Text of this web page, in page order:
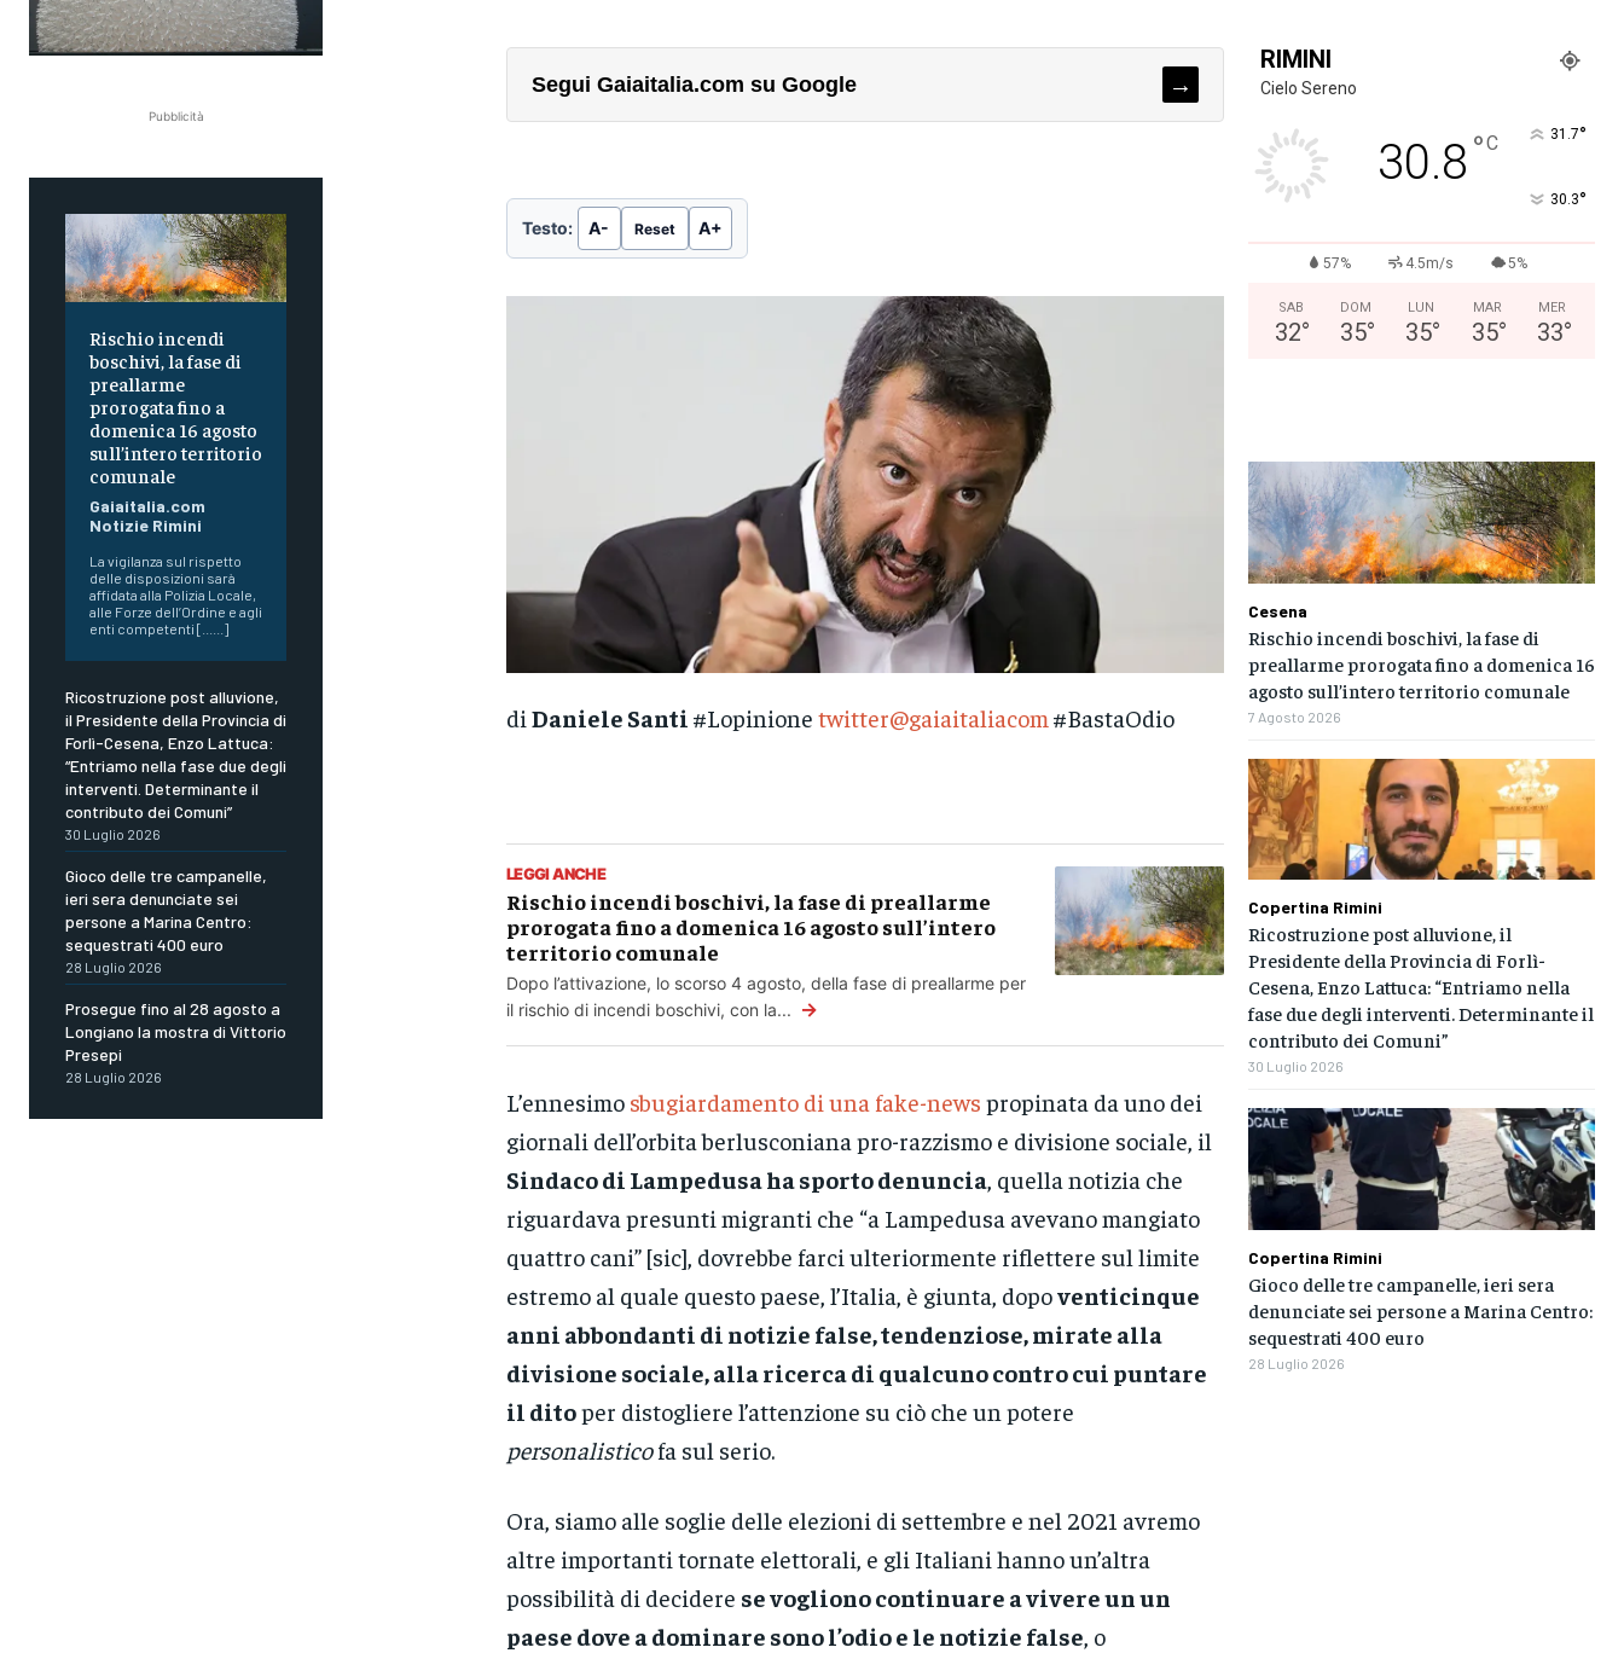
Pubblicità
Rischio incendi
boschivi, la fase di
preallarme
prorogata fino a
domenica 16 agosto
sull’intero territorio
comunale
Gaiaitalia.com
Notizie Rimini
La vigilanza sul rispetto
delle disposizioni sarà
affidata alla Polizia Locale,
alle Forze dell’Ordine e agli
enti competenti [......]
Ricostruzione post alluvione,
il Presidente della Provincia di
Forlì-Cesena, Enzo Lattuca:
“Entriamo nella fase due degli
interventi. Determinante il
contributo dei Comuni”
30 Luglio 2026
Gioco delle tre campanelle,
ieri sera denunciate sei
persone a Marina Centro:
sequestrati 400 euro
28 Luglio 2026
Prosegue fino al 28 agosto a
Longiano la mostra di Vittorio
Presepi
28 Luglio 2026
Segui Gaiaitalia.com su Google →
Testo: A- Reset A+
di Daniele Santi #Lopinione twitter@gaiaitaliacom #BastaOdio
LEGGI ANCHE
Rischio incendi boschivi, la fase di preallarme
prorogata fino a domenica 16 agosto sull’intero
territorio comunale
Dopo l’attivazione, lo scorso 4 agosto, della fase di preallarme per
il rischio di incendi boschivi, con la... →
L’ennesimo sbugiardamento di una fake-news propinata da uno dei
giornali dell’orbita berlusconiana pro-razzismo e divisione sociale, il
Sindaco di Lampedusa ha sporto denuncia, quella notizia che
riguardava presunti migranti che “a Lampedusa avevano mangiato
quattro cani” [sic], dovrebbe farci ulteriormente riflettere sul limite
estremo al quale questo paese, l’Italia, è giunta, dopoventicinque
anni abbondanti di notizie false, tendenziose, mirate alla
divisione sociale, alla ricerca di qualcuno contro cui puntare
il ditoper distogliere l’attenzione su ciò che un potere
personalisticofa sul serio.
Ora, siamo alle soglie delle elezioni di settembre e nel 2021 avremo
altre importanti tornate elettorali, e gli Italiani hanno un’altra
possibilità di decidere se vogliono continuare a vivere un un
paese dove a dominare sono l’odio e le notizie false, o
RIMINI
Cielo Sereno
30.8 °C 31.7°
30.3°
57% 4.5m/s 5%
SAB
32°
DOM
35°
LUN
35°
MAR
35°
MER
33°
Cesena
Rischio incendi boschivi, la fase di
preallarme prorogata fino a domenica 16
agosto sull’intero territorio comunale
7 Agosto 2026
Copertina Rimini
Ricostruzione post alluvione, il
Presidente della Provincia di Forlì-
Cesena, Enzo Lattuca: “Entriamo nella
fase due degli interventi. Determinante il
contributo dei Comuni”
30 Luglio 2026
Copertina Rimini
Gioco delle tre campanelle, ieri sera
denunciate sei persone a Marina Centro:
sequestrati 400 euro
28 Luglio 2026